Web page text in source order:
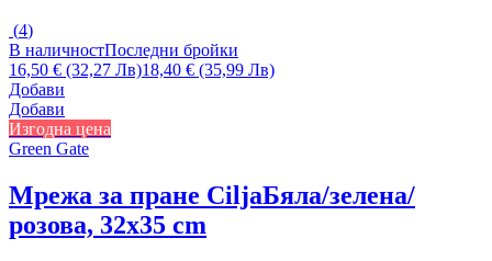
(4)
В наличностПоследни бройки
16,50 € (32,27 Лв)18,40 € (35,99 Лв)
Добави
Добави
Изгодна цена
Green Gate
Мрежа за пране CiljaБяла/зелена/
розова, 32x35 cm